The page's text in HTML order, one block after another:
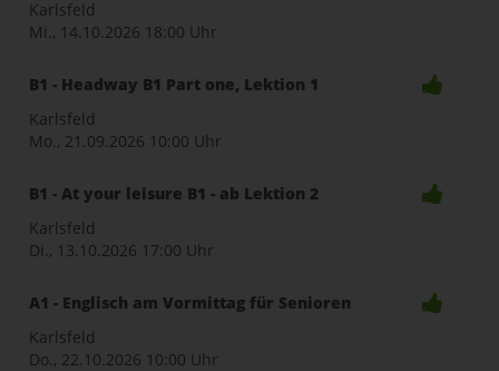
Karlsfeld
Mi., 14.10.2026 18:00 Uhr
B1 - Headway B1 Part one, Lektion 1
Karlsfeld
Mo., 21.09.2026 10:00 Uhr
B1 - At your leisure B1 - ab Lektion 2
Karlsfeld
Di., 13.10.2026 17:00 Uhr
A1 - Englisch am Vormittag für Senioren
Karlsfeld
Do., 22.10.2026 10:00 Uhr